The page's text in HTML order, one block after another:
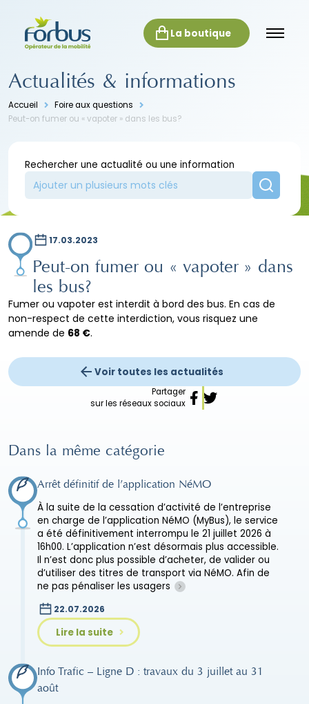
La boutique
Actualités & informations
Accueil
Foire aux questions
Peut-on fumer ou « vapoter » dans les bus?
Rechercher une actualité ou une information
17.03.2023
Peut-on fumer ou « vapoter » dans
les bus?
Fumer ou vapoter est interdit à bord des bus. En cas de
non-respect de cette interdiction, vous risquez une
amende de 68 €.
Voir toutes les actualités
Partager
sur les réseaux sociaux
Dans la même catégorie
Arrêt définitif de l’application NéMO
À la suite de la cessation d’activité de l’entreprise
en charge de l’application NéMO (MyBus), le service
a été définitivement interrompu le 21 juillet 2026 à
16h00. L’application n’est désormais plus accessible.
Il n’est donc plus possible d’acheter, de valider ou
d’utiliser des titres de transport via NéMO. Afin de
ne pas pénaliser les usagers
Lire la suite
22.07.2026
Info Trafic – Ligne D : travaux du 3 juillet au 31
août